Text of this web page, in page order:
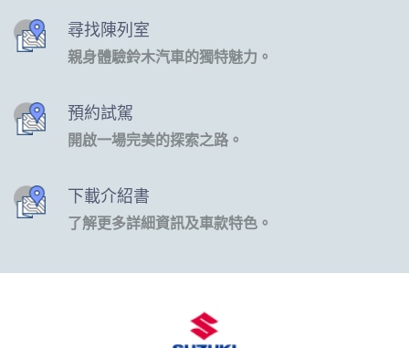
尋找陳列室
親身體驗鈴木汽車的獨特魅力。
預約試駕
開啟一場完美的探索之路。
下載介紹書
了解更多詳細資訊及車款特色。